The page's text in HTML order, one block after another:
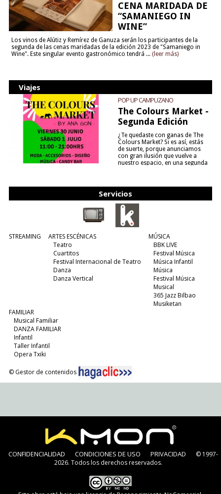
CENA MARIDADA DE
“SAMANIEGO IN
WINE”
Los vinos de Alútiz y Remírez de Ganuza serán los participantes de la
segunda de las cenas maridadas de la edición 2023 de "Samaniego in
Wine". Este singular evento gastronómico tendrá ... (leer más)
Viajes
POP UP CAMPUZANO
The Colours Market -
Segunda Edición
¿Te quedaste con ganas de The
Colours Market? Si es así, estás
de suerte, porque anunciamos
con gran ilusión que vuelve a
nuestro espacio, en una segunda
Servicios
STREAMING
ARTES ESCÉNICAS
Teatro
Cuartitos
Festival Internacional de Teatro
Danza
Danza Vertical
MÚSICA
BBK LIVE
Festival Música
Música Infantil
Música
Festival Música
Musical
365 Jazz Bilbao
Musiketan
FAMILIAR
Musical Familiar
DANZA FAMILIAR
Infantil
Taller Infantil
Opera Txiki
© Gestor de contenidos
CONFIDENCIALIDAD CONDICIONES DE USO PRIVACIDAD
© 1997-
2026. Todos los derechos reservados.